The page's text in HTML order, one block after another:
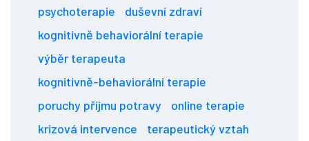
psychoterapie
duševní zdraví
kognitivně behaviorální terapie
výběr terapeuta
kognitivně-behaviorální terapie
poruchy příjmu potravy
online terapie
krizová intervence
terapeutický vztah